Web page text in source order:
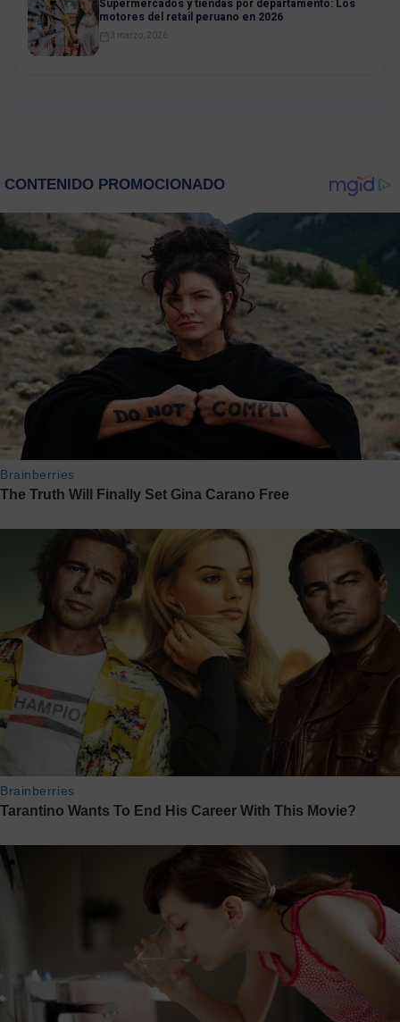
Supermercados y tiendas por departamento: Los
motores del retail peruano en 2026
3 marzo, 2026